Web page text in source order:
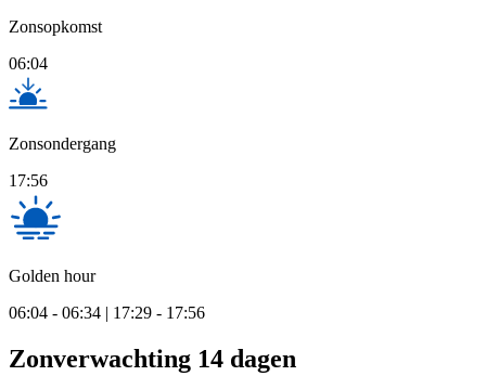
Zonsopkomst
06:04
Zonsondergang
17:56
Golden hour
06:04 - 06:34 | 17:29 - 17:56
Zonverwachting 14 dagen